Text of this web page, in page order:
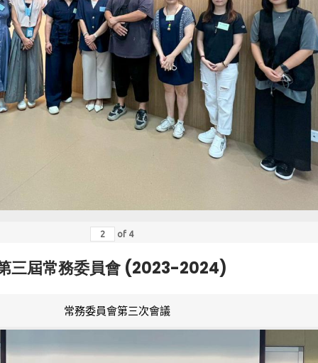
of 4
三屆常務委員會 (2023-2024)
常務委員會第三次會議